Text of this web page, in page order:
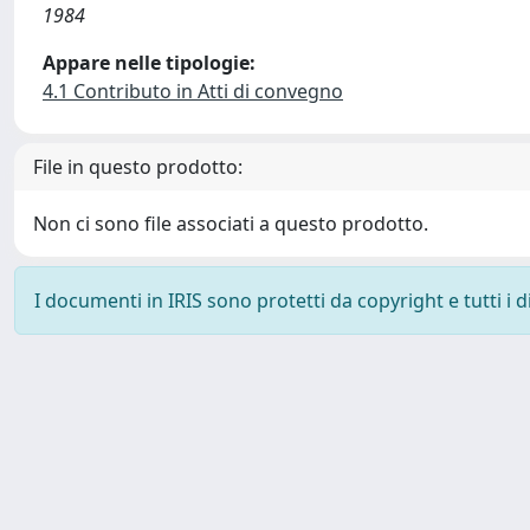
1984
Appare nelle tipologie:
4.1 Contributo in Atti di convegno
File in questo prodotto:
Non ci sono file associati a questo prodotto.
I documenti in IRIS sono protetti da copyright e tutti i